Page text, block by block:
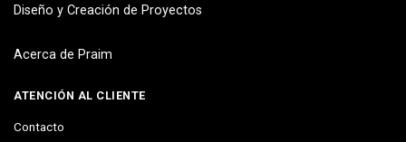
Diseño y Creación de Proyectos
Acerca de Praim
ATENCIÓN AL CLIENTE
Contacto